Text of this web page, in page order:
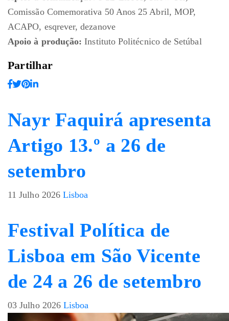
Comissão Comemorativa 50 Anos 25 Abril, MOP,
ACAPO, esqrever, dezanove
Apoio à produção: Instituto Politécnico de Setúbal
Partilhar
Nayr Faquirá apresenta
Artigo 13.º a 26 de
setembro
11 Julho 2026 Lisboa
Festival Política de
Lisboa em São Vicente
de 24 a 26 de setembro
03 Julho 2026 Lisboa